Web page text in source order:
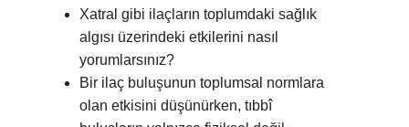
Xatral gibi ilaçların toplumdaki sağlık
algısı üzerindeki etkilerini nasıl
yorumlarsınız?
Bir ilaç buluşunun toplumsal normlara
olan etkisini düşünürken, tıbbî